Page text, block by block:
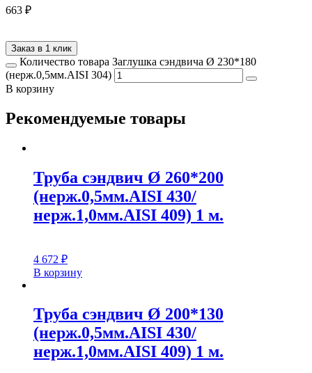
663 ₽
Заказ в 1 клик
Количество товара Заглушка сэндвича Ø 230*180
(нерж.0,5мм.AISI 304)
В корзину
Рекомендуемые товары
Труба сэндвич Ø 260*200
(нерж.0,5мм.AISI 430/
нерж.1,0мм.AISI 409) 1 м.
4 672 ₽
В корзину
Труба сэндвич Ø 200*130
(нерж.0,5мм.AISI 430/
нерж.1,0мм.AISI 409) 1 м.